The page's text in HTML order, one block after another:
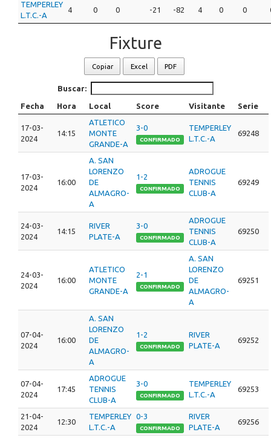
TEMPERLEY
L.T.C.-A
4 0 0 -21 -82 4 0 0
Fixture
Copiar Excel PDF
Buscar:
Fecha Hora Local Score Visitante Serie
17-03-
2024
14:15
ATLETICO
MONTE
GRANDE-A
3-0
CONFIRMADO
TEMPERLEY
L.T.C.-A
69248
17-03-
2024
16:00
A. SAN
LORENZO
DE
ALMAGRO-
A
1-2
CONFIRMADO
ADROGUE
TENNIS
CLUB-A
69249
24-03-
2024
14:15
RIVER
PLATE-A
3-0
CONFIRMADO
ADROGUE
TENNIS
CLUB-A
69250
24-03-
2024
16:00
ATLETICO
MONTE
GRANDE-A
2-1
CONFIRMADO
A. SAN
LORENZO
DE
ALMAGRO-
A
69251
07-04-
2024
16:00
A. SAN
LORENZO
DE
ALMAGRO-
A
1-2
CONFIRMADO
RIVER
PLATE-A
69252
07-04-
2024
17:45
ADROGUE
TENNIS
CLUB-A
3-0
CONFIRMADO
TEMPERLEY
L.T.C.-A
69253
21-04-
2024
12:30
TEMPERLEY
L.T.C.-A
0-3
CONFIRMADO
RIVER
PLATE-A
69256